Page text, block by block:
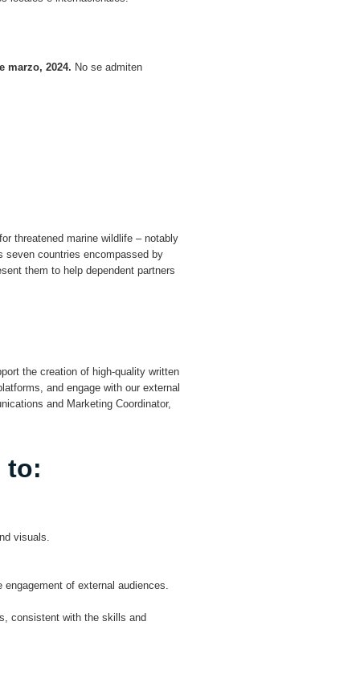
marzo, 2024. No se admiten
threatened marine wildlife – notably
seven countries encompassed by
them to help dependent partners
the creation of high-quality written
and engage with our external
and Marketing Coordinator,
to:
visuals.
of external audiences.
consistent with the skills and